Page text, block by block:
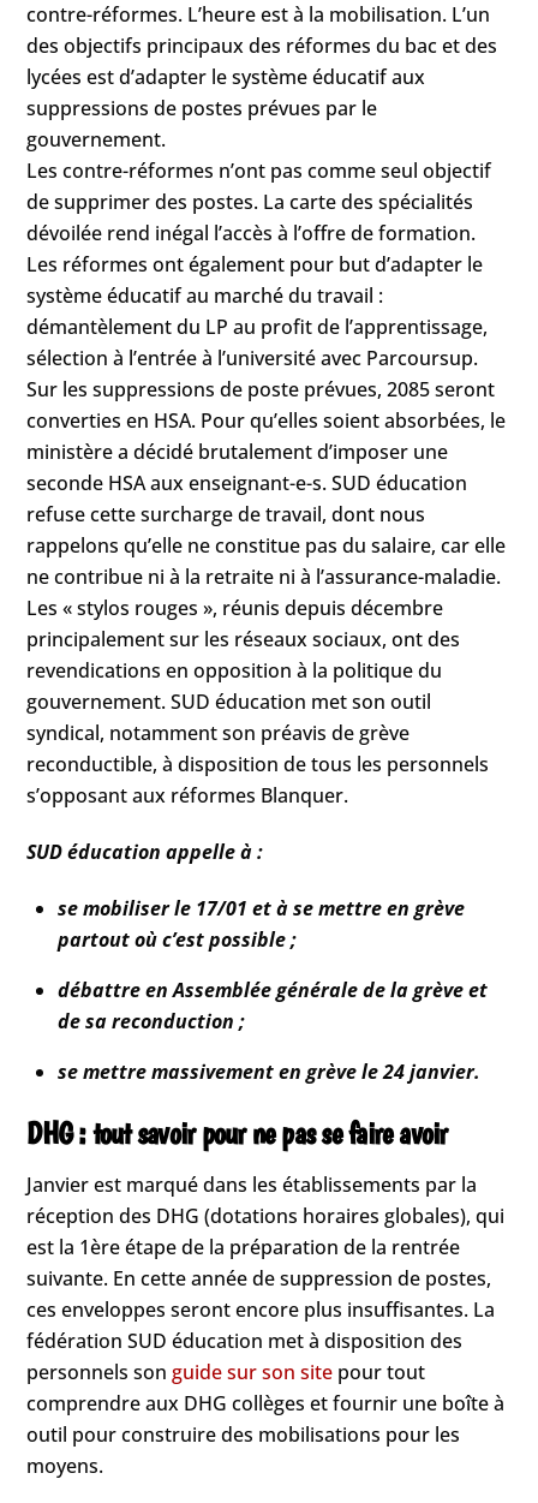
contre-réformes. L’heure est à la mobilisation. L’un
des objectifs principaux des réformes du bac et des
lycées est d’adapter le système éducatif aux
suppressions de postes prévues par le
gouvernement.
Les contre-réformes n’ont pas comme seul objectif
de supprimer des postes. La carte des spécialités
dévoilée rend inégal l’accès à l’offre de formation.
Les réformes ont également pour but d’adapter le
système éducatif au marché du travail :
démantèlement du LP au profit de l’apprentissage,
sélection à l’entrée à l’université avec Parcoursup.
Sur les suppressions de poste prévues, 2085 seront
converties en HSA. Pour qu’elles soient absorbées, le
ministère a décidé brutalement d’imposer une
seconde HSA aux enseignant-e-s. SUD éducation
refuse cette surcharge de travail, dont nous
rappelons qu’elle ne constitue pas du salaire, car elle
ne contribue ni à la retraite ni à l’assurance-maladie.
Les « stylos rouges », réunis depuis décembre
principalement sur les réseaux sociaux, ont des
revendications en opposition à la politique du
gouvernement. SUD éducation met son outil
syndical, notamment son préavis de grève
reconductible, à disposition de tous les personnels
s’opposant aux réformes Blanquer.
SUD éducation appelle à :
se mobiliser le 17/01 et à se mettre en grève
partout où c’est possible ;
débattre en Assemblée générale de la grève et
de sa reconduction ;
se mettre massivement en grève le 24 janvier.
DHG : tout savoir pour ne pas se faire avoir
Janvier est marqué dans les établissements par la
réception des DHG (dotations horaires globales), qui
est la 1ère étape de la préparation de la rentrée
suivante. En cette année de suppression de postes,
ces enveloppes seront encore plus insuffisantes. La
fédération SUD éducation met à disposition des
personnels songuide sur son site pour tout
comprendre aux DHG collèges et fournir une boîte à
outil pour construire des mobilisations pour les
moyens.